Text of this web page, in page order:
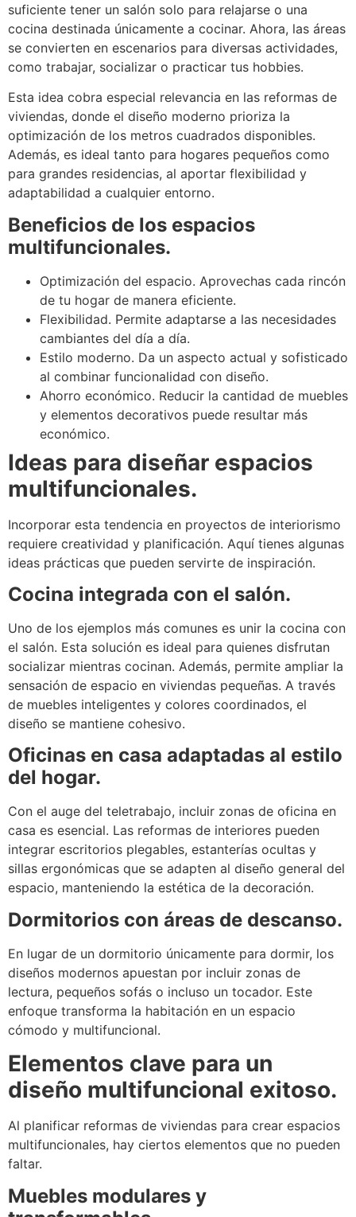
suficiente tener un salón solo para relajarse o una
cocina destinada únicamente a cocinar. Ahora, las áreas
se convierten en escenarios para diversas actividades,
como trabajar, socializar o practicar tus hobbies.
Esta idea cobra especial relevancia en las reformas de
viviendas, donde el diseño moderno prioriza la
optimización de los metros cuadrados disponibles.
Además, es ideal tanto para hogares pequeños como
para grandes residencias, al aportar flexibilidad y
adaptabilidad a cualquier entorno.
Beneficios de los espacios
multifuncionales.
Optimización del espacio. Aprovechas cada rincón
de tu hogar de manera eficiente.
Flexibilidad. Permite adaptarse a las necesidades
cambiantes del día a día.
Estilo moderno. Da un aspecto actual y sofisticado
al combinar funcionalidad con diseño.
Ahorro económico. Reducir la cantidad de muebles
y elementos decorativos puede resultar más
económico.
Ideas para diseñar espacios
multifuncionales.
Incorporar esta tendencia en proyectos de interiorismo
requiere creatividad y planificación. Aquí tienes algunas
ideas prácticas que pueden servirte de inspiración.
Cocina integrada con el salón.
Uno de los ejemplos más comunes es unir la cocina con
el salón. Esta solución es ideal para quienes disfrutan
socializar mientras cocinan. Además, permite ampliar la
sensación de espacio en viviendas pequeñas. A través
de muebles inteligentes y colores coordinados, el
diseño se mantiene cohesivo.
Oficinas en casa adaptadas al estilo
del hogar.
Con el auge del teletrabajo, incluir zonas de oficina en
casa es esencial. Las reformas de interiores pueden
integrar escritorios plegables, estanterías ocultas y
sillas ergonómicas que se adapten al diseño general del
espacio, manteniendo la estética de la decoración.
Dormitorios con áreas de descanso.
En lugar de un dormitorio únicamente para dormir, los
diseños modernos apuestan por incluir zonas de
lectura, pequeños sofás o incluso un tocador. Este
enfoque transforma la habitación en un espacio
cómodo y multifuncional.
Elementos clave para un
diseño multifuncional exitoso.
Al planificar reformas de viviendas para crear espacios
multifuncionales, hay ciertos elementos que no pueden
faltar.
Muebles modulares y